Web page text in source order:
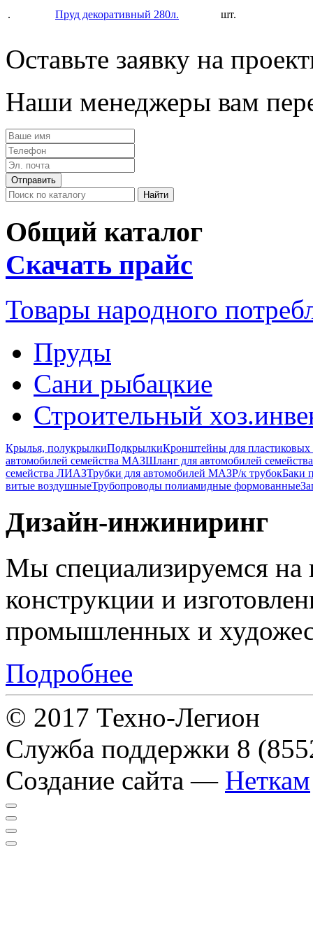
. Пруд декоративный 280л. шт.
Оставьте заявку на
Наши менеджеры вам
Общий каталог
Скачать прайс
Товары народного
Пруды
Сани рыбацкие
Строительный
Крылья, полукрылкиПодкрылкиКронштейны для пластиковых
автомобилей семейства МАЗШланг для автомобилей
семейства ЛИАЗТрубки для автомобилей МАЗР/к трубокБаки
витые воздушныеТрубопроводы полиамидные формованные
Дизайн-инжиниринг
Мы специализируемся на
конструкции и
промышленных и
Подробнее
© 2017 Техно-Легион
Служба поддержки 8
Создание сайта — Неткам